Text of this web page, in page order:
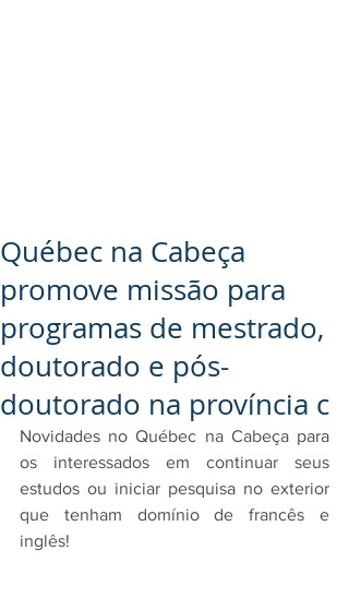
Québec na Cabeça
promove missão para
programas de mestrado,
doutorado e pós-
doutorado na província c
Novidades no Québec na Cabeça para
os interessados em continuar seus
estudos ou iniciar pesquisa no exterior
que tenham domínio de francês e
inglês!